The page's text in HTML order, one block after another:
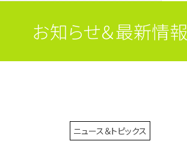
お知らせ＆最新情報
ニュース＆トピックス